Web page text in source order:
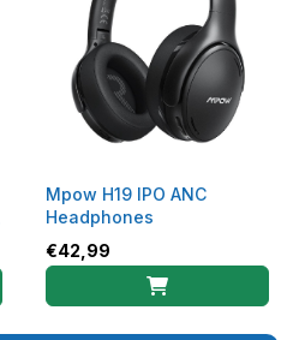
Mpow H19 IPO ANC
Headphones
€42,99